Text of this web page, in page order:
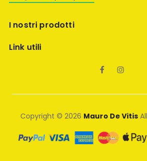
I nostri prodotti
Link utili
Facebook
Copyright © 2026 Mauro De Vitis